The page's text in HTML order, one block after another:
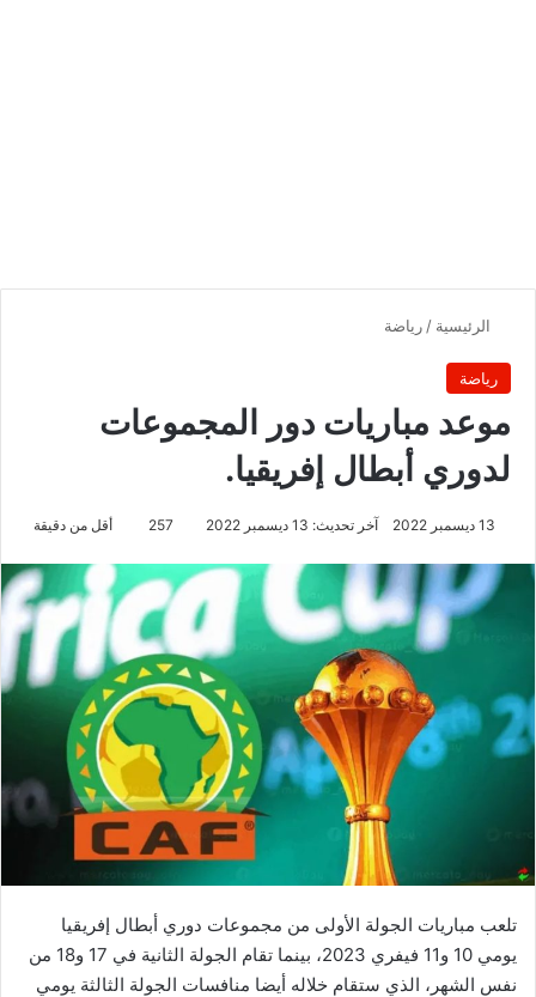
الرئيسية / رياضة
رياضة
موعد مباريات دور المجموعات
لدوري أبطال إفريقيا.
13 ديسمبر 2022 آخر تحديث: 13 ديسمبر 2022 257 أقل من دقيقة
تلعب مباريات الجولة الأولى من مجموعات دوري أبطال إفريقيا
يومي 10 و11 فيفري 2023، بينما تقام الجولة الثانية في 17 و18 من
نفس الشهر، الذي ستقام خلاله أيضا منافسات الجولة الثالثة يومي